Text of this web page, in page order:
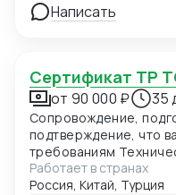
Написать
Сертификат ТР
от 90 000 ₽ 35
Сопровождение,
подтверждение, что
требованиям
Таможенного союза
и продажи товаров в
Работает в странах
Россия, Китай, Турция